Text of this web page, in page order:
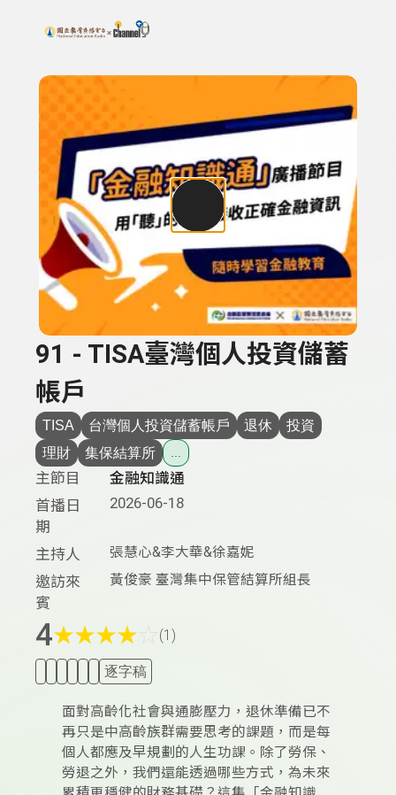
上方功能區塊
搜尋關鍵字：可輸入節目名稱、主持人或關鍵字
91 - TISA臺灣個人投資儲蓄
帳戶
TISA 台灣個人投資儲蓄帳戶 退休
投資
理財
集保結算所 ...
主節目
金融知識通
首播日
期
2026-06-18
主持人 張慧心&李大華&徐嘉妮
邀訪來
賓
黃俊豪 臺灣集中保管結算所組長
4★★★★ (1)
逐字稿
面對高齡化社會與通膨壓力，退休準備已不
再只是中高齡族群需要思考的課題，而是每
個人都應及早規劃的人生功課。除了勞保、
勞退之外，我們還能透過哪些方式，為未來